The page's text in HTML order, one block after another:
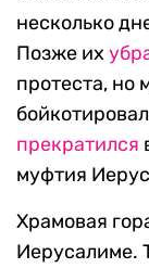
несколько
Позже их
протеста, но
прекратился
муфтия
Храмовая
Иерусалиме.